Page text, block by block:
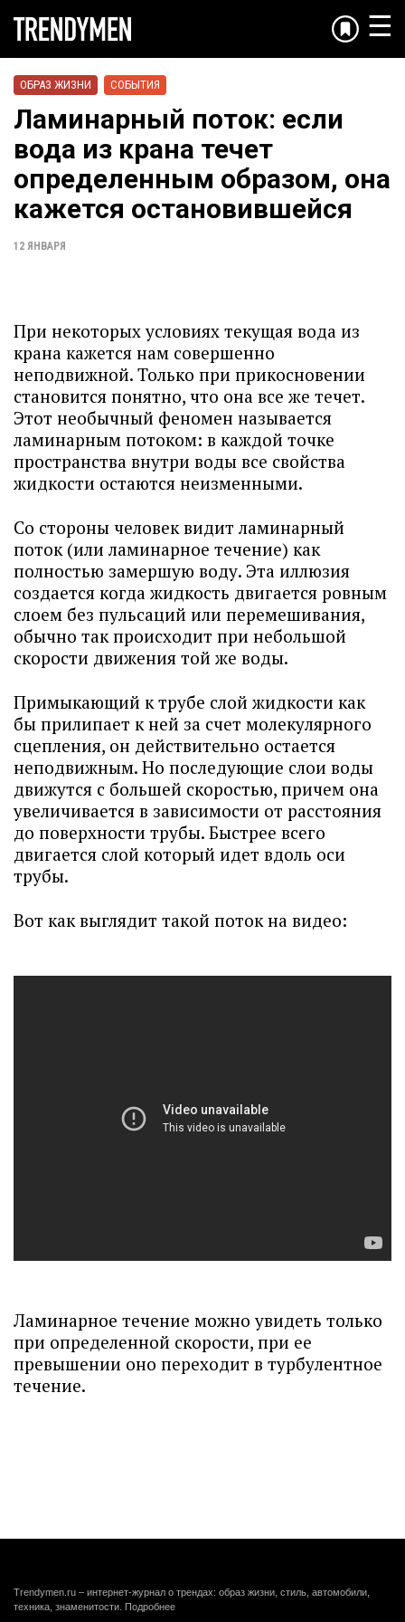
☰
ОБРАЗ ЖИЗНИ СОБЫТИЯ
Ламинарный поток: если
вода из крана течет
определенным образом, она
кажется остановившейся
12 ЯНВАРЯ
При некоторых условиях текущая вода из
крана кажется нам совершенно
неподвижной. Только при прикосновении
становится понятно, что она все же течет.
Этот необычный феномен называется
ламинарным потоком: в каждой точке
пространства внутри воды все свойства
жидкости остаются неизменными.
Со стороны человек видит ламинарный
поток (или ламинарное течение) как
полностью замершую воду. Эта иллюзия
создается когда жидкость двигается ровным
слоем без пульсаций или перемешивания,
обычно так происходит при небольшой
скорости движения той же воды.
Примыкающий к трубе слой жидкости как
бы прилипает к ней за счет молекулярного
сцепления, он действительно остается
неподвижным. Но последующие слои воды
движутся с большей скоростью, причем она
увеличивается в зависимости от расстояния
до поверхности трубы. Быстрее всего
двигается слой который идет вдоль оси
трубы.
Вот как выглядит такой поток на видео:
Ламинарное течение можно увидеть только
при определенной скорости, при ее
превышении оно переходит в турбулентное
течение.
Trendymen.ru – интернет-журнал о трендах: образ жизни, стиль, автомобили,
техника, знаменитости. Подробнее